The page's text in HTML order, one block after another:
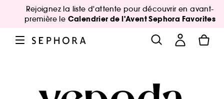
Rejoignez la liste d'attente pour découvrir en avant-
première le Calendrier de l'Avent Sephora Favorites